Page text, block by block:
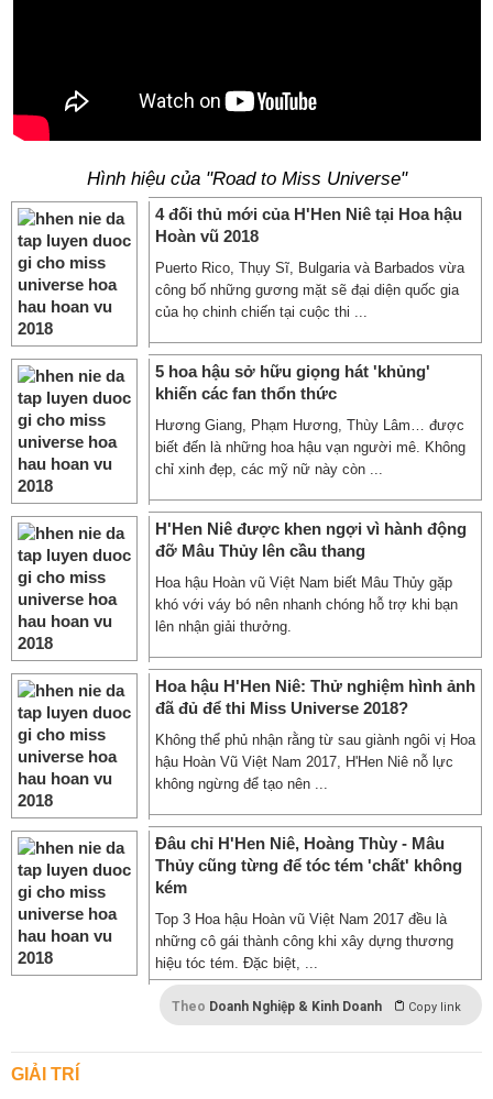
Hình hiệu của "Road to Miss Universe"
4 đối thủ mới của H'Hen Niê tại Hoa hậu
Hoàn vũ 2018
Puerto Rico, Thụy Sĩ, Bulgaria và Barbados vừa
công bố những gương mặt sẽ đại diện quốc gia
của họ chinh chiến tại cuộc thi ...
5 hoa hậu sở hữu giọng hát 'khủng'
khiến các fan thổn thức
Hương Giang, Phạm Hương, Thùy Lâm… được
biết đến là những hoa hậu vạn người mê. Không
chỉ xinh đẹp, các mỹ nữ này còn ...
H'Hen Niê được khen ngợi vì hành động
đỡ Mâu Thủy lên cầu thang
Hoa hậu Hoàn vũ Việt Nam biết Mâu Thủy gặp
khó với váy bó nên nhanh chóng hỗ trợ khi bạn
lên nhận giải thưởng.
Hoa hậu H'Hen Niê: Thử nghiệm hình ảnh
đã đủ để thi Miss Universe 2018?
Không thể phủ nhận rằng từ sau giành ngôi vị Hoa
hậu Hoàn Vũ Việt Nam 2017, H'Hen Niê nỗ lực
không ngừng để tạo nên ...
Đâu chỉ H'Hen Niê, Hoàng Thùy - Mâu
Thủy cũng từng để tóc tém 'chất' không
kém
Top 3 Hoa hậu Hoàn vũ Việt Nam 2017 đều là
những cô gái thành công khi xây dựng thương
hiệu tóc tém. Đặc biệt, ...
Theo Doanh Nghiệp & Kinh Doanh Copy link
GIẢI TRÍ